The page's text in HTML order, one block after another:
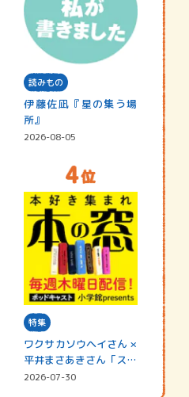
読みもの
伊藤佐凪『星の集う場
所』
2026-08-05
特集
ワクサカソウヘイさん ×
平井まさあきさん「スペ
シャ…
2026-07-30